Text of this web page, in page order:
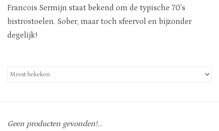
Keuken
Mode
Zomer
Francois Sermijn staat bekend om de typische 70's
bistrostoelen. Sober, maar toch sfeervol en bijzonder
degelijk!
Geen producten gevonden!...